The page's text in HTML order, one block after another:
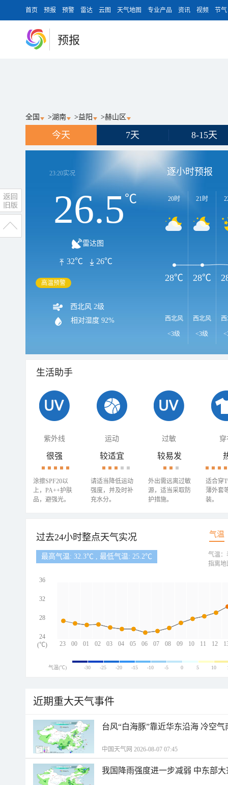
首页 预报 预警 雷达 云图 天气地图 专业产品 资讯 视频 节气
预报
全国 >湖南 >益阳 >赫山区
今天 7天 8-15天
23:20实况
26.5℃
雷达图
32℃ 26℃
高温预警
西北风 2级
相对湿度 92%
逐小时预报
20时
西北风
<3级
21时
西北风
<3级
28℃ 28℃
生活助手
紫外线 运动 过敏 穿
很强
涂擦SPF20以
上，PA++护肤
品，避强光。
较适宜
请适当降低运动
强度，并及时补
充水分。
较易发
外出需远离过敏
源，适当采取防
护措施。
适合穿
薄外套
装。
过去24小时整点天气实况 气温
最高气温: 32.3℃ , 最低气温: 25.2℃
23 00 01 02 03 04 05 06 07 08 09 10 11 12
36
32
28
24
(℃)
气温：
指离地
气温(℃) -30 -25 -20 -15 -10 -5 0 5 10
近期重大天气事件
台风“白海豚”靠近华东沿海 冷空
中国天气网 2026-08-07 07:45
我国降雨强度进一步减弱 中东部